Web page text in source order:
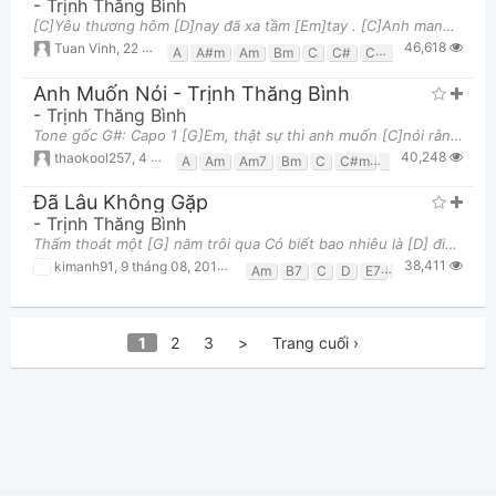
- Trịnh Thăng Bình
[C]Yêu thương hôm [D]nay đã xa tầm [Em]tay . [C]Anh mang thương [D]đau em nào có [G]hay . Rồi ngày [
Tuan Vinh, 22 tháng 12, 2013 lúc 09:42pm A A#m Am Bm C C# C#m Cm D
46,618
Anh Muốn Nói - Trịnh Thăng Bình
- Trịnh Thăng Bình
Tone gốc G#: Capo 1 [G]Em, thật sự thì anh muốn [C]nói rằng anh... [Am7]Lý trí không [D]ngăn được tr
thaokool257 4 tháng 06, 2016 lúc 04:55pm A Am Am7 Bm C C#m Cmaj7 D
40,248
Đã Lâu Không Gặp
- Trịnh Thăng Bình
Thấm thoát một [G] năm trôi qua Có biết bao nhiêu là [D] điều mới lạ Có biết bao nhiêu đổi [G] tha
kimanh91 , 9 tháng 08, 2013 lúc 05:52am Am B7 C D E7 Em G
38,411
1 2 3 > Trang cuối ›